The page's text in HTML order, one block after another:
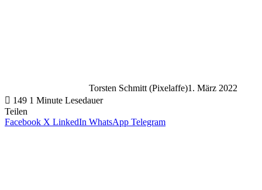
Torsten Schmitt (Pixelaffe)1. März 2022
149 1 Minute Lesedauer
Teilen
Facebook X LinkedIn WhatsApp Telegram